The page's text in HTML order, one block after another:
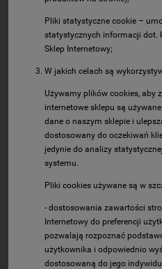
Pliki statystyczne cookie –
statystycznych informacji dot.
Sklep Internetowy;
W jakich celach są
Używamy plików cookies, aby
internetowe sklepu są
dane o naszym sklepie i
dostosowany do oczekiwań
jedynie do analizy
systemu.
Pliki cookies używane są w
- dostosowania zawartości
Internetowy do preferencji
pozwalają rozpoznać
użytkownika i odpowiednio
dostosowaną do jego